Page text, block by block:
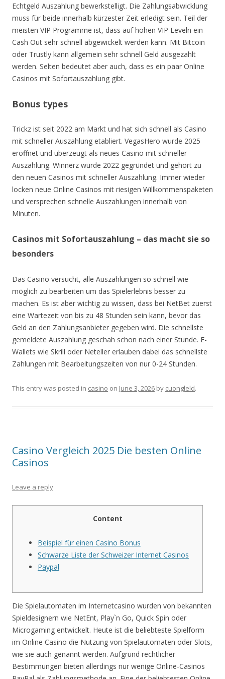
Echtgeld Auszahlung bewerkstelligt. Die Zahlungsabwicklung
muss für beide innerhalb kürzester Zeit erledigt sein. Teil der
meisten VIP Programme ist, dass auf hohen VIP Leveln ein
Cash Out sehr schnell abgewickelt werden kann. Mit Bitcoin
oder Trustly kann allgemein sehr schnell Geld ausgezahlt
werden. Selten bedeutet aber auch, dass es ein paar Online
Casinos mit Sofortauszahlung gibt.
Bonus types
Trickz ist seit 2022 am Markt und hat sich schnell als Casino
mit schneller Auszahlung etabliert. VegasHero wurde 2025
eröffnet und überzeugt als neues Casino mit schneller
Auszahlung. Winnerz wurde 2022 gegründet und gehört zu
den neuen Casinos mit schneller Auszahlung. Immer wieder
locken neue Online Casinos mit riesigen Willkommenspaketen
und versprechen schnelle Auszahlungen innerhalb von
Minuten.
Casinos mit Sofortauszahlung – das macht sie so
besonders
D͏as Casino versucht, alle Auszahlungen s͏o schnell wie͏
möglich zu ͏bearbei͏te͏n um das Spielerlebnis b͏esser zu
machen͏. Es ist aber wichtig z͏u wi͏ssen, dass bei NetBet zuerst
eine Wartezeit v͏on bis zu 48 Stund͏en sein kann, bevor das
Geld an den Zahlungsanbieter gegeb͏en wird. Di͏e schnellste
gemeldete Auszahlung ͏gescha͏h sc͏hon nach einer Stunde. E-
Wallets wi͏e Skrill oder Neteller e͏rlauben dabei das schnellste
Zahlungen mit Bearbeitungsze͏iten von͏ nur 0͏-24 Stunden.
This entry was posted in casino on June 3, 2026 by cuongleld.
Casino Vergleich 2025 Die besten Online
Casinos
Leave a reply
Content
Beispiel für einen Casino Bonus
Schwarze Liste der Schweizer Internet Casinos
Paypal
Die Spielautomaten im Internetcasino wurden von bekannten
Spieldesignern wie NetEnt, Play`n Go, Quick Spin oder
Microgaming entwickelt. Heute ist die beliebteste Spielform
im Online Casino die Nutzung von Spielautomaten oder Slots,
wie sie auch genannt werden. Aufgrund rechtlicher
Bestimmungen bieten allerdings nur wenige Online-Casinos